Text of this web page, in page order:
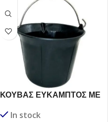
ΚΟΥΒΑΣ ΕΥΚΑΜΠΤΟΣ ΜΕ
In stock